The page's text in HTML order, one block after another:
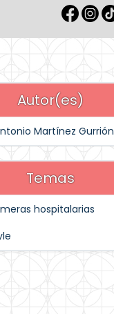
Autor(es)
Martínez Gurrión
Temas
hospitalarias